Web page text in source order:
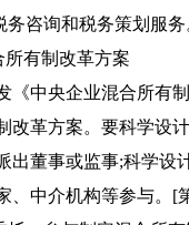
务咨询和税务策划服务
有制改革方案
中央企业混合所有制
革方案。要科学设
出董事或监事;科学
、中介机构等参与。[